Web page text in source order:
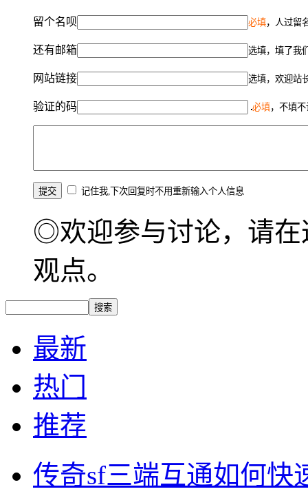
留个名呗 必填，人过留
还有邮箱 选填，填了我
网站链接 选填，欢迎站
验证的码 必填，不填
记住我,下次回复时不用重新输入个人信息
◎欢迎参与讨论，请在
观点。
最新
热门
推荐
传奇sf三端互通如何快